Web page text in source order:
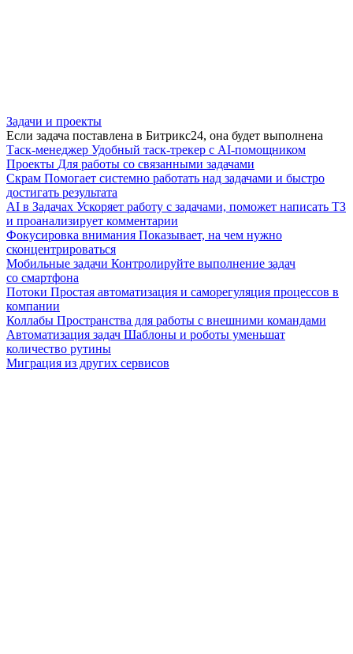
Задачи и проекты
Если задача поставлена в Битрикс24, она будет выполнена
Таск-менеджер Удобный таск-трекер с AI-помощником
Проекты Для работы со связанными задачами
Скрам Помогает системно работать над задачами и быстро
достигать результата
AI в Задачах Ускоряет работу с задачами, поможет написать ТЗ
и проанализирует комментарии
Фокусировка внимания Показывает, на чем нужно
сконцентрироваться
Мобильные задачи Контролируйте выполнение задач
со смартфона
Потоки Простая автоматизация и саморегуляция процессов в
компании
Коллабы Пространства для работы с внешними командами
Автоматизация задач Шаблоны и роботы уменьшат
количество рутины
Миграция из других сервисов